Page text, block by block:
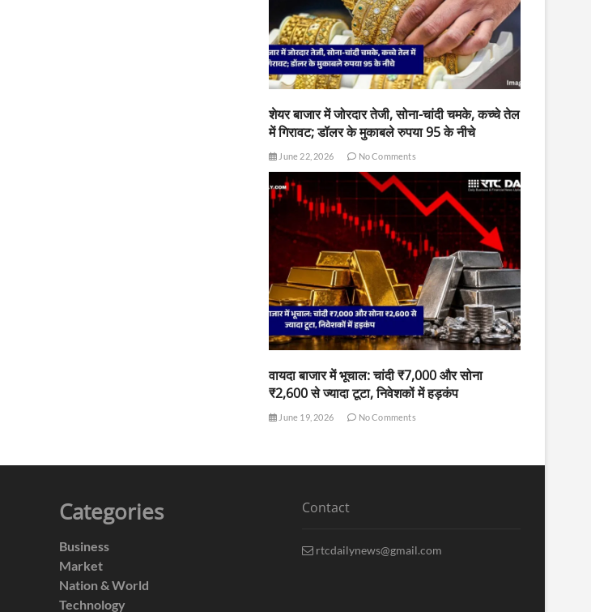
शेयर बाजार में जोरदार तेजी, सोना-चांदी चमके, कच्चे तेल
में गिरावट; डॉलर के मुकाबले रुपया 95 के नीचे
June 22, 2026 No Comments
वायदा बाजार में भूचाल: चांदी ₹7,000 और सोना
₹2,600 से ज्यादा टूटा, निवेशकों में हड़कंप
June 19, 2026 No Comments
Categories
Business
Market
Nation & World
Technology
Contact
rtcdailynews@gmail.com